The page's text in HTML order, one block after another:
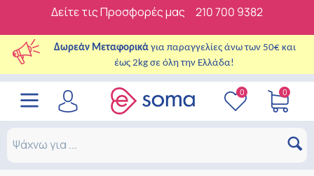
Δείτε τις Προσφορές μας 210 700 9382
Δωρεάν Μεταφορικά για παραγγελίες άνω των 50€ και
έως 2kg σε όλη την Ελλάδα!
0 0